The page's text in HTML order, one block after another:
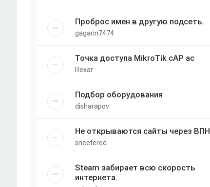
Проброс имен в другую подсеть.
gagarin7474
Точка доступа MikroTik cAP ac
Rexar
Подбор оборудования
disharapov
Не открываются сайты через ВПН
sneetered
Steam забирает всю скорость
интернета.